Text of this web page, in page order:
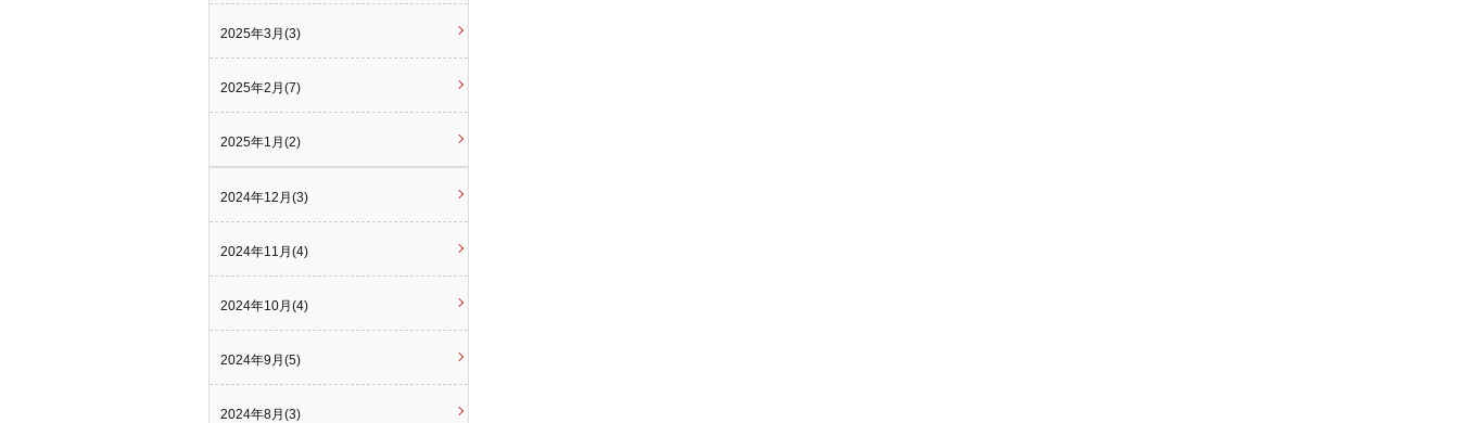
2025年3月(3)
2025年2月(7)
2025年1月(2)
2024年12月(3)
2024年11月(4)
2024年10月(4)
2024年9月(5)
2024年8月(3)